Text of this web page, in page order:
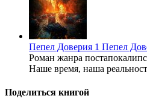
Пепел Доверия 1 Пепел
Роман жанра
Наше время, наша
Поделиться книгой